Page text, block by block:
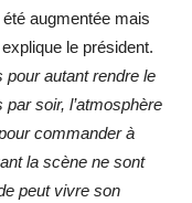
augmentée mais
explique le président.
pour autant rendre le
soir, l’atmosphère
commander à
la scène ne sont
peut vivre son